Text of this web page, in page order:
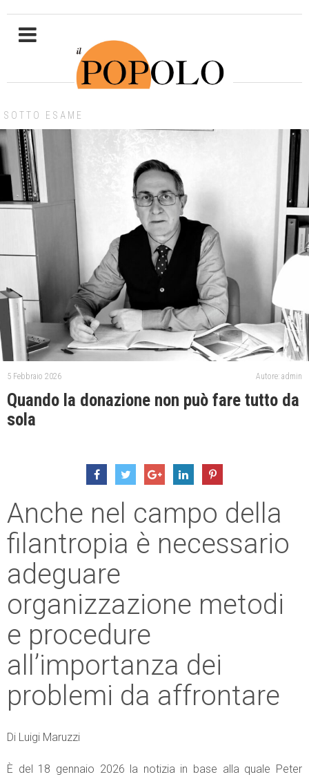
SOTTO ESAME
5 Febbraio 2026 Autore: admin
Quando la donazione non può fare tutto da
sola
Anche nel campo della
filantropia è necessario
adeguare
organizzazione metodi
e procedure
all’importanza dei
problemi da affrontare
Di Luigi Maruzzi
È del 18 gennaio 2026 la notizia in base alla quale Peter